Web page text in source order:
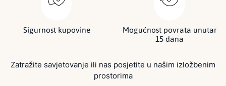
Sigurnost kupovine Mogućnost povrata unutar
15 dana
Zatražite savjetovanje ili nas posjetite u našim izložbenim
prostorima